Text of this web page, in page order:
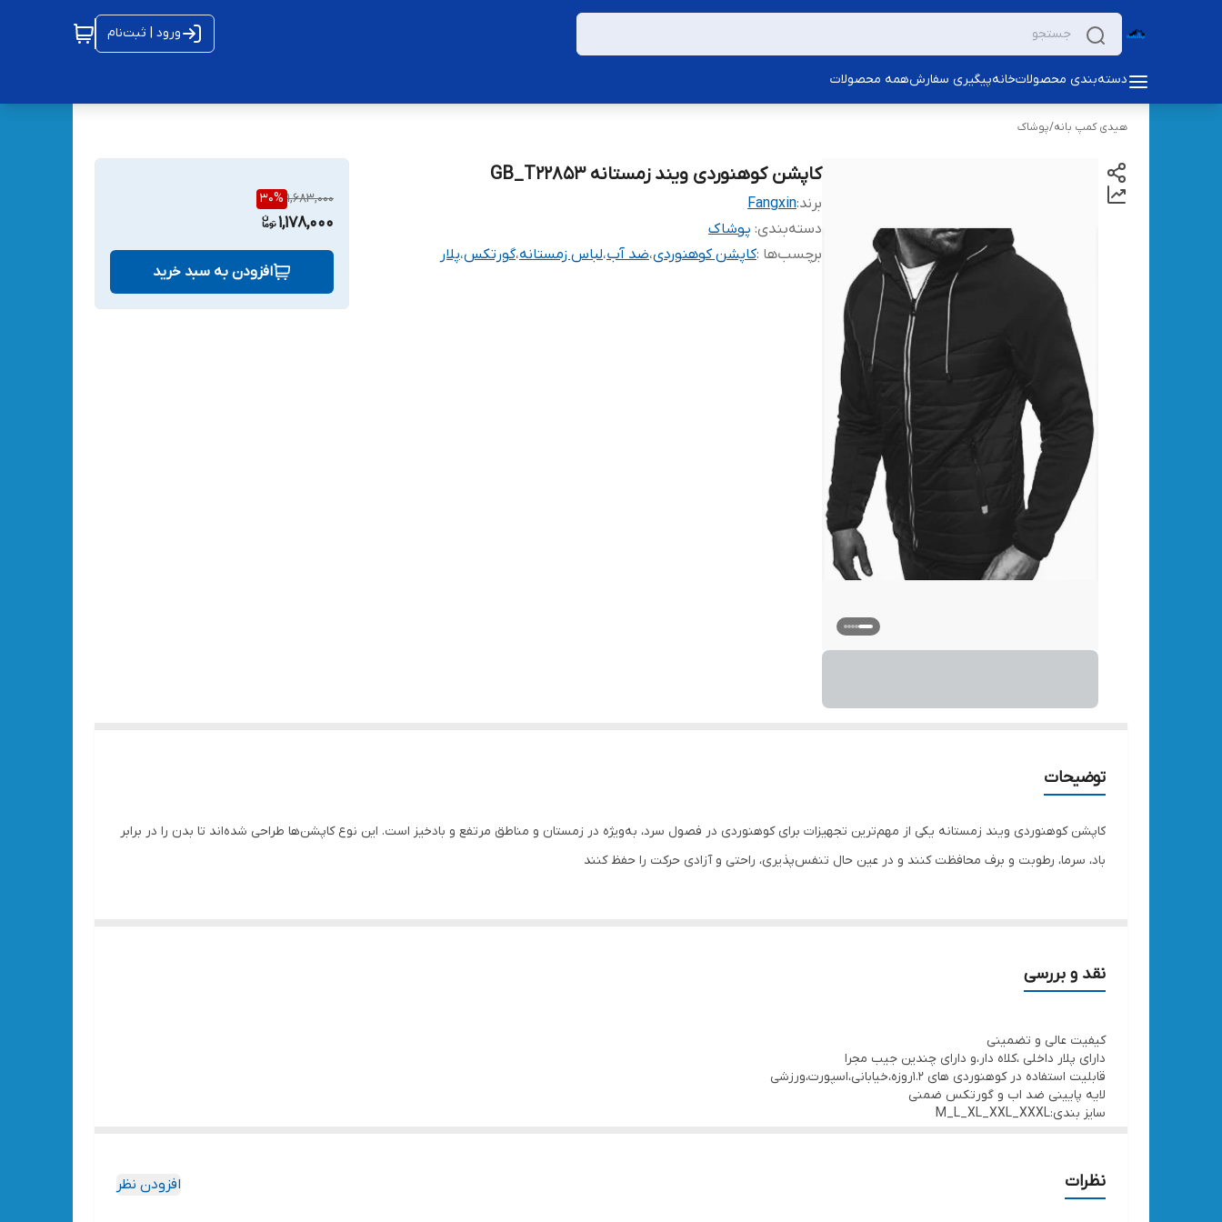
ورود | ثبت‌نام
دسته‌بندی محصولاتخانهپیگیری سفارشهمه محصولات
هیدی کمپ بانه/پوشاک
کاپشن کوهنوردی ویند زمستانه GB_T22853
برند:Fangxin
دسته‌بندی: پوشاک
برچسب‌ها :کاپشن کوهنوردی،ضد آب،لباس زمستانه،گورتکس،پلار
1,683,000
30%
1,178,000
افزودن به سبد خرید
توضیحات
کاپشن کوهنوردی ویند زمستانه یکی از مهم‌ترین تجهیزات برای کوهنوردی در فصول سرد، به‌ویژه در زمستان و مناطق مرتفع و بادخیز است. این نوع کاپشن‌ها طراحی شده‌اند تا بدن را در برابر
باد، سرما، رطوبت و برف محافظت کنند و در عین حال تنفس‌پذیری، راحتی و آزادی حرکت را حفظ کنند
نقد و بررسی
کیفیت عالی و تضمینی
دارای پلار داخلی ،کلاه دار،و دارای چندین جیب مجرا
قابلیت استفاده در کوهنوردی های 1.2روزه،خیابانی،اسپورت،ورزشی
لایه پایینی ضد اب و گورتکس ضمنی
سایز بندی:M_L_XL_XXL_XXXL
نظرات افزودن نظر